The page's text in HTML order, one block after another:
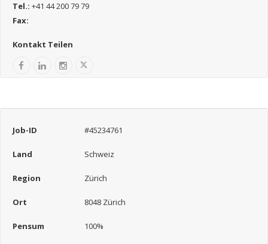
Tel.: +41 44 200 79 79
Fax:
Kontakt Teilen
Job-ID #45234761
Land Schweiz
Region Zürich
Ort 8048 Zürich
Pensum 100%